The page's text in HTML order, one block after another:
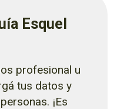
Esquel
profesional u
tus datos y
¡Es